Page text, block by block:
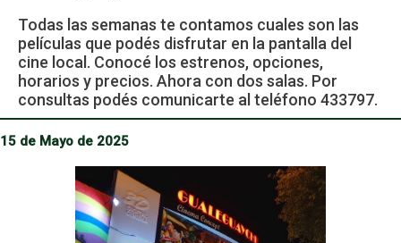
Todas las semanas te contamos cuales son las
películas que podés disfrutar en la pantalla del
cine local. Conocé los estrenos, opciones,
horarios y precios. Ahora con dos salas. Por
consultas podés comunicarte al teléfono 433797.
15 de Mayo de 2025